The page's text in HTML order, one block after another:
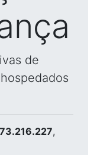
de
,